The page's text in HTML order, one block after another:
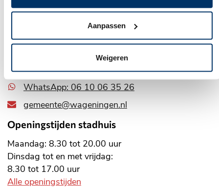
Aanpassen
Weigeren
informatie
Gemeente Wageningen
(0317) 49 29 11
WhatsApp: 06 10 06 35 26
gemeente@wageningen.nl
Openingstijden stadhuis
Maandag: 8.30 tot 20.00 uur
Dinsdag tot en met vrijdag:
8.30 tot 17.00 uur
Alle openingstijden